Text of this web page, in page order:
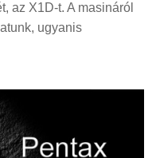
az X1D-t. A masináról
ugyanis